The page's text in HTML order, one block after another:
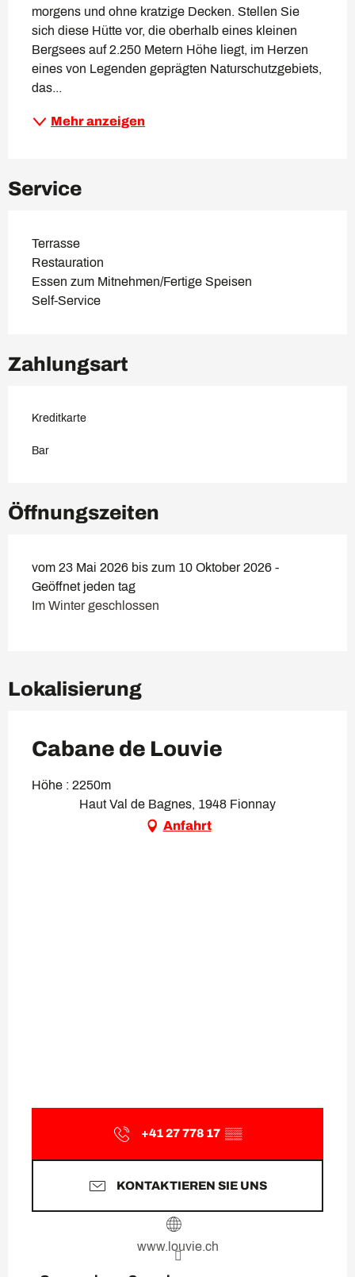
morgens und ohne kratzige Decken. Stellen Sie
sich diese Hütte vor, die oberhalb eines kleinen
Bergsees auf 2.250 Metern Höhe liegt, im Herzen
eines von Legenden geprägten Naturschutzgebiets,
das...
Mehr anzeigen
Service
Terrasse
Restauration
Essen zum Mitnehmen/Fertige Speisen
Self-Service
Zahlungsart
Kreditkarte
Bar
Öffnungszeiten
vom 23 Mai 2026 bis zum 10 Oktober 2026 -
Geöffnet jeden tag
Im Winter geschlossen
Lokalisierung
Cabane de Louvie
Höhe : 2250m
Haut Val de Bagnes, 1948 Fionnay
Anfahrt
+41 27 778 17 ▒▒
KONTAKTIEREN SIE UNS
www.louvie.ch